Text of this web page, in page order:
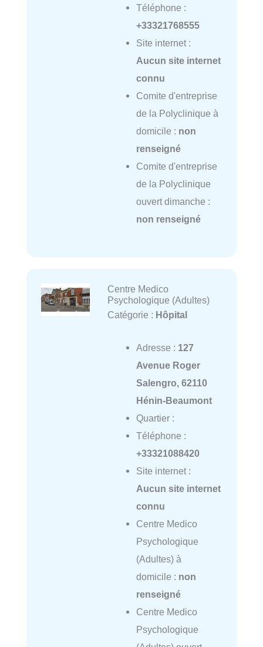
Téléphone :
+33321768555
Site internet :
Aucun site internet
connu
Comite d'entreprise
de la Polyclinique à
domicile : non
renseigné
Comite d'entreprise
de la Polyclinique
ouvert dimanche :
non renseigné
Centre Medico
Psychologique (Adultes)
Catégorie : Hôpital
Adresse : 127
Avenue Roger
Salengro, 62110
Hénin-Beaumont
Quartier :
Téléphone :
+33321088420
Site internet :
Aucun site internet
connu
Centre Medico
Psychologique
(Adultes) à
domicile : non
renseigné
Centre Medico
Psychologique